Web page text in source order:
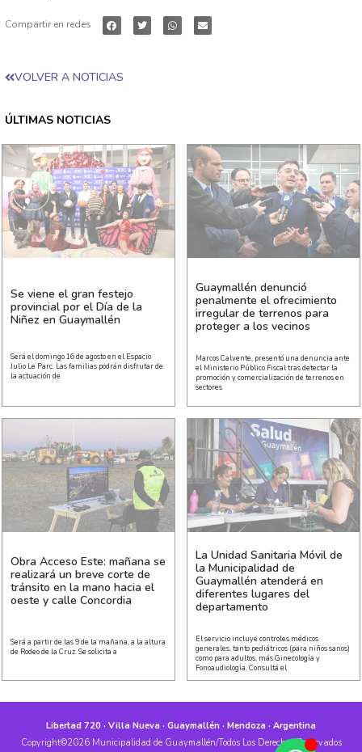
Compartir en redes
VOLVER A NOTICIAS
ÚLTIMAS NOTICIAS
Se viene el gran festejo
provincial por el Día de la
Niñez en Guaymallén
Será el domingo 16 de agosto en el Espacio
Julio Le Parc. Las familias podrán disfrutar de
la actuación de
Guaymallén denunció
penalmente el ofrecimiento
irregular de terrenos para
proteger a los vecinos
Marcos Calvente, presentó una denuncia ante
el Ministerio Público Fiscal tras detectar la
promoción y comercialización de terrenos en
sectores
Obra Acceso Este: mañana se
realizará un breve corte de
tránsito en la mano hacia el
oeste y calle Concordia
Será a partir de las 9 de la mañana, a la altura
de Rodeo de la Cruz. Se solicita a
La Unidad Sanitaria Móvil de
la Municipalidad de
Guaymallén atenderá en
diferentes lugares del
departamento
El servicio incluye controles médicos
generales, tanto pediátricos (para niños sanos)
como para adultos, más Ginecología y
Fonoaudiología. Consultá el
Libertad 720 · Villa Nueva · Guaymallén · Mendoza · Argentina
Copyright©2026 Municipalidad de Guaymallén/Todos Los Derechos Reservados